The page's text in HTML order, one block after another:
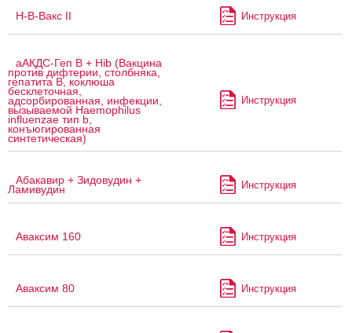
H-B-Вакс II Инструкция
аАКДС-Геп B + Hib (Вакцина
против дифтерии, столбняка,
гепатита B, коклюша
бесклеточная,
адсорбированная, инфекции,
вызываемой Haemophilus
influenzae тип b,
конъюгированная
синтетическая)
Инструкция
Абакавир + Зидовудин +
Ламивудин Инструкция
Аваксим 160 Инструкция
Аваксим 80 Инструкция